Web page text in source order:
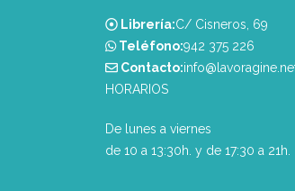
Librería:C/ Cisneros, 69
Teléfono:‭942 375 226‬
Contacto:
HORARIOS
De lunes a viernes
de 10 a 13:30h. y de 17:30 a 21h.